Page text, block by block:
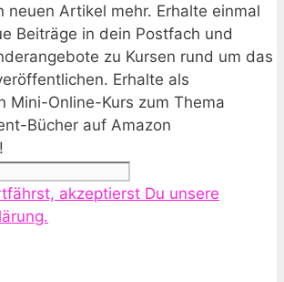
neuen Artikel mehr. Erhalte einmal
Beiträge in dein Postfach und
zu Kursen rund um das
Erhalte als
Mini-Online-Kurs zum Thema
Bücher auf Amazon
akzeptierst Du unsere